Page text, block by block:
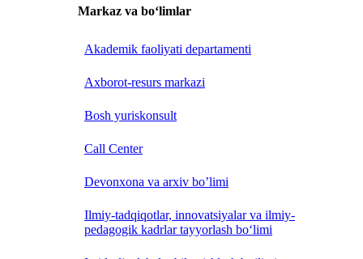
Markaz va bo‘limlar
Akademik faoliyati departamenti
Axborot-resurs markazi
Bosh yuriskonsult
Call Center
Devonxona va arxiv bo’limi
Ilmiy-tadqiqotlar, innovatsiyalar va ilmiy-
pedagogik kadrlar tayyorlash bo‘limi